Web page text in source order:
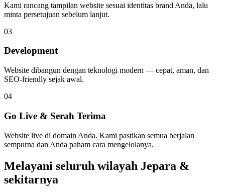
Kami rancang tampilan website sesuai identitas brand Anda, lalu
minta persetujuan sebelum lanjut.
03
Development
Website dibangun dengan teknologi modern — cepat, aman, dan
SEO-friendly sejak awal.
04
Go Live & Serah Terima
Website live di domain Anda. Kami pastikan semua berjalan
sempurna dan Anda paham cara mengelolanya.
Melayani seluruh wilayah Jepara &
sekitarnya